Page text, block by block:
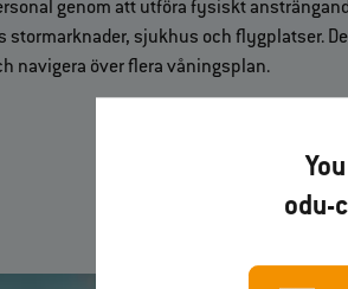
odu-
genom att utföra fysiskt
sjukhus och flygplatser.
navigera över flera våningsplan.